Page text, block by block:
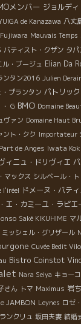
メンバー ジョルデ
de Kanazawa 八丈
Mauvais Temps
バティスト・クザン タパ
ル・ブージュ Elian Da
ンタン2016 Julien
プランタン パトリッ
・ G BMO Domaine
ヴァン Domaine Haut
ント・クク Importateur
de Anges Iwata
ィニュ・ドリヴィエ
マックス シルベール・
l'iréel ドメーヌ・バテ
エ・カミーユ・ラピエ
Saké KIKUHIME マ
ミッシェル・グリザール
Cuvée Bedit
Bistro Coinstot
Nara Seiya キョー
さん トマ Maximus 岩
JAMBON Leynes ロゼ
ンクリュ 坂田夫妻 結婚